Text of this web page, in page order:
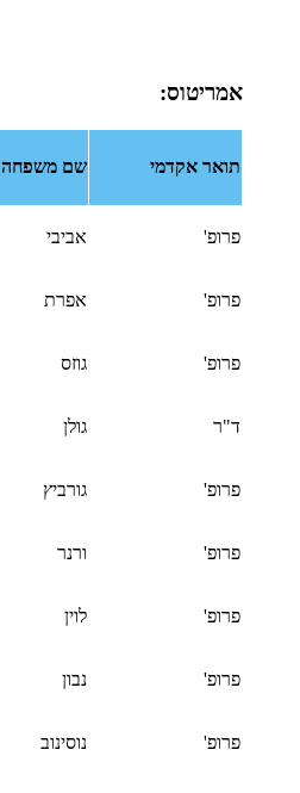
אמריטוס:
תואר אקדמי שם משפחה
פרופ' אביבי
פרופ' אפרת
פרופ' גוזס
ד"ר גולן
פרופ' גורביץ
פרופ' ורנר
פרופ' לוין
פרופ' נבון
פרופ' נוסינוב